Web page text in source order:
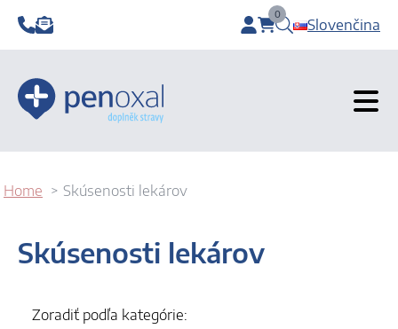
0
items in cart, view
Slovenčina
Home Skúsenosti lekárov
Skúsenosti lekárov
Zoradiť podľa kategórie: